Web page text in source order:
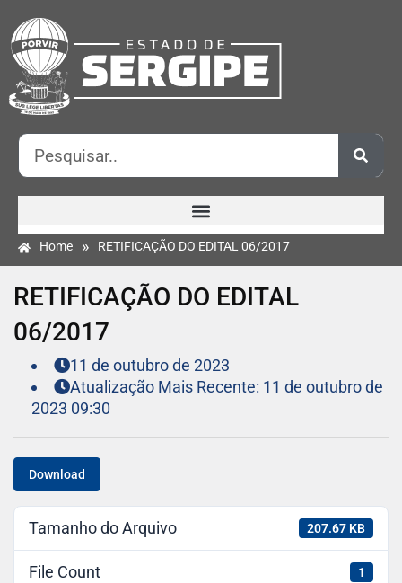
Home » RETIFICAÇÃO DO EDITAL 06/2017
RETIFICAÇÃO DO EDITAL
06/2017
11 de outubro de 2023
Atualização Mais Recente: 11 de outubro de
2023 09:30
Download
Tamanho do Arquivo 207.67 KB
File Count 1